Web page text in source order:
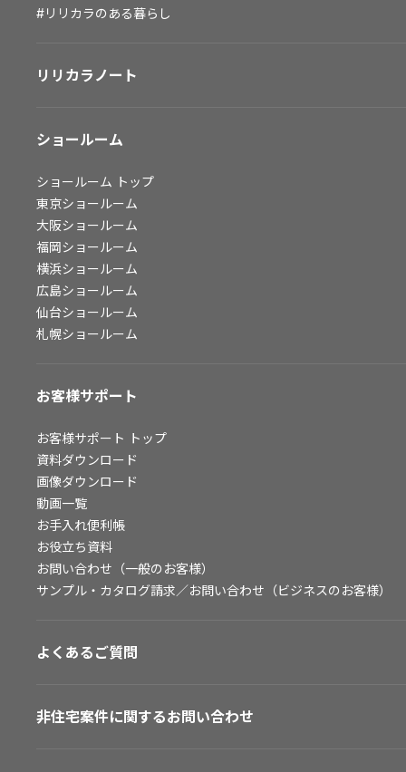
採用情報
#リリカラのある暮らし
リリカラノート
ショールーム
ショールーム トップ
東京ショールーム
大阪ショールーム
福岡ショールーム
横浜ショールーム
広島ショールーム
仙台ショールーム
札幌ショールーム
お客様サポート
お客様サポート トップ
資料ダウンロード
画像ダウンロード
動画一覧
お手入れ便利帳
お役立ち資料
お問い合わせ（一般のお客様）
サンプル・カタログ請求／お問い合わせ（ビジネスのお客様）
よくあるご質問
非住宅案件に関するお問い合わせ